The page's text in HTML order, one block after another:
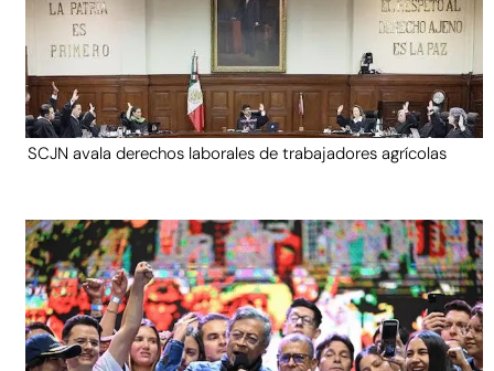
SCJN avala derechos laborales de trabajadores agrícolas